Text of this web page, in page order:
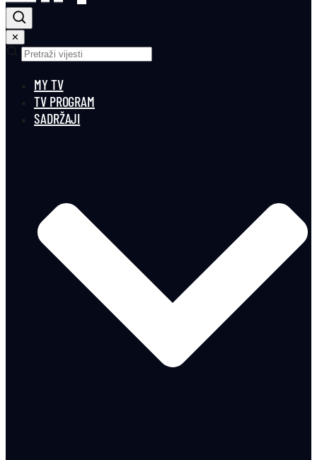
✕
MY TV
TV PROGRAM
SADRŽAJI